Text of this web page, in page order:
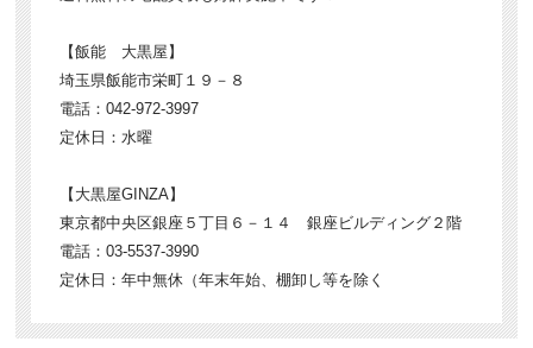
【飯能 大黒屋】
埼玉県飯能市栄町１９－８
電話：042-972-3997
定休日：水曜
【大黒屋GINZA】
東京都中央区銀座５丁目６－１４ 銀座ビルディング２階
電話：03-5537-3990
定休日：年中無休（年末年始、棚卸し等を除く